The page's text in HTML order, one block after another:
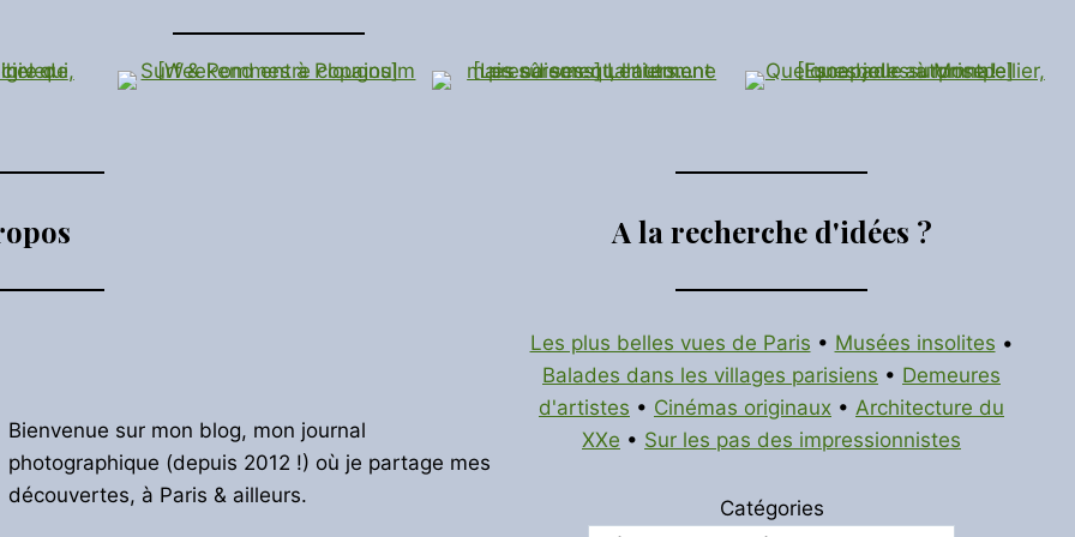
Bienvenue sur mon blog, mon journal
photographique (depuis 2012 !) où je partage mes
découvertes, à Paris & ailleurs.
A la recherche d'idées ?
Les plus belles vues de Paris • Musées insolites •
Balades dans les villages parisiens • Demeures
d'artistes • Cinémas originaux • Architecture du
XXe • Sur les pas des impressionnistes
Catégories